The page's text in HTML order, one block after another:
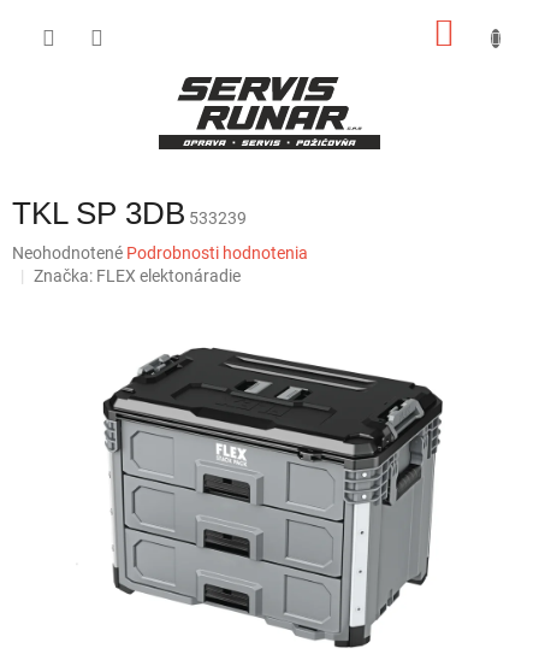
TKL SP 3DB 533239
Priemerné
hodnotenie
Neohodnotené Podrobnosti hodnotenia
Značka: FLEX elektonáradie